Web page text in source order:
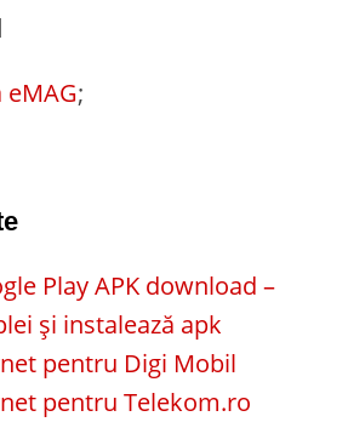
;
Play APK download –
și instalează apk
pentru Digi Mobil
pentru Telekom.ro